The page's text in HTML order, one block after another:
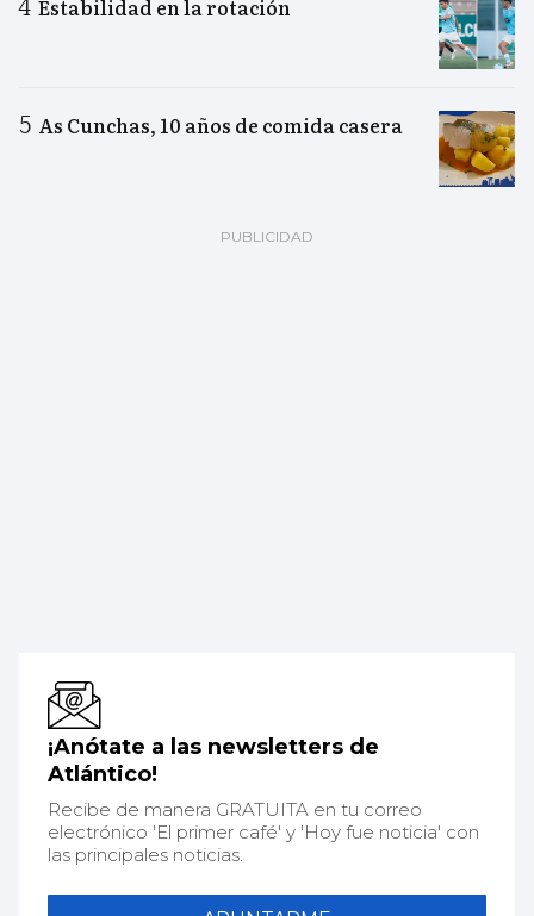
Estabilidad en la rotación
As Cunchas, 10 años de comida casera
¡Anótate a las newsletters de
Atlántico!
Recibe de manera GRATUITA en tu correo
electrónico 'El primer café' y 'Hoy fue noticia' con
las principales noticias.